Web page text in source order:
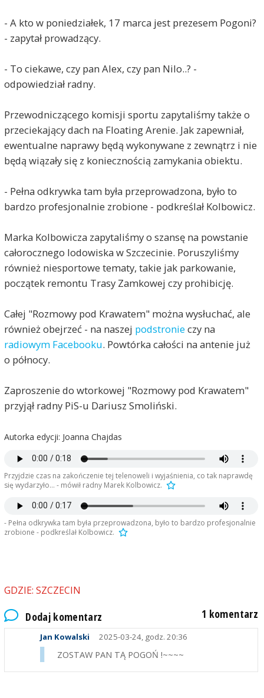
- A kto w poniedziałek, 17 marca jest prezesem Pogoni?
- zapytał prowadzący.
- To ciekawe, czy pan Alex, czy pan Nilo..? -
odpowiedział radny.
Przewodniczącego komisji sportu zapytaliśmy także o
przeciekający dach na Floating Arenie. Jak zapewniał,
ewentualne naprawy będą wykonywane z zewnątrz i nie
będą wiązały się z koniecznością zamykania obiektu.
- Pełna odkrywka tam była przeprowadzona, było to
bardzo profesjonalnie zrobione - podkreślał Kolbowicz.
Marka Kolbowicza zapytaliśmy o szansę na powstanie
całorocznego lodowiska w Szczecinie. Poruszyliśmy
również niesportowe tematy, takie jak parkowanie,
początek remontu Trasy Zamkowej czy prohibicję.
Całej "Rozmowy pod Krawatem" można wysłuchać, ale
również obejrzeć - na naszej podstronieczy na
radiowym Facebooku. Powtórka całości na antenie już
o północy.
Zaproszenie do wtorkowej "Rozmowy pod Krawatem"
przyjął radny PiS-u Dariusz Smoliński.
Autorka edycji: Joanna Chajdas
Przyjdzie czas na zakończenie tej telenoweli i wyjaśnienia, co tak naprawdę
się wydarzyło... - mówił radny Marek Kolbowicz.
- Pełna odkrywka tam była przeprowadzona, było to bardzo profesjonalnie
zrobione - podkreślał Kolbowicz.
GDZIE: SZCZECIN
Dodaj komentarz 1 komentarz
Jan Kowalski 2025-03-24, godz. 20:36
ZOSTAW PAN TĄ POGOŃ !~~~~